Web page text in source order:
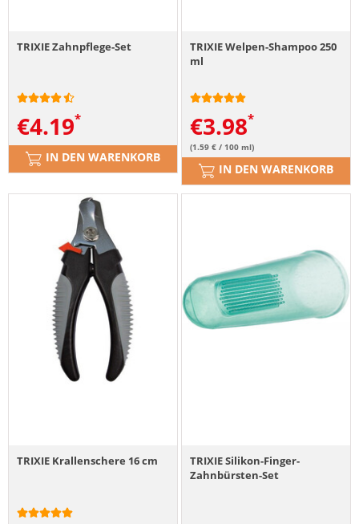
TRIXIE Zahnpflege-Set
€4.19
IN DEN WARENKORB
TRIXIE Welpen-Shampoo 250
ml
€3.98
(1.59 € / 100 ml)
IN DEN WARENKORB
TRIXIE Krallenschere 16 cm
TRIXIE Silikon-Finger-
Zahnbürsten-Set